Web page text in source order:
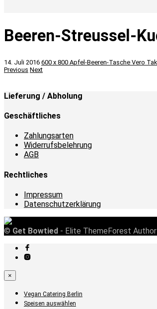
Beeren-Streussel-
14. Juli 2016 600 x 800 Apfel-Beeren-Tasche Vero
Previous Next
Lieferung / Abholung
Geschäftliches
Zahlungsarten
Widerrufsbelehrung
AGB
Rechtliches
Impressum
Datenschutzerklärung
© Get Bowtied - Elite ThemeForest Author
×
Vegan Catering Berlin
Speisen auswählen